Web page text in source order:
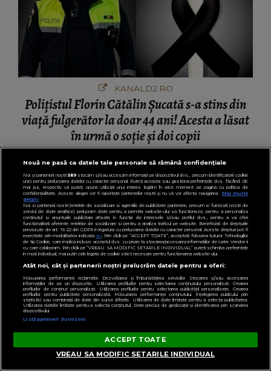
KANALD2.RO
Polițistul Florin Cătălin Șucată s-a stins din
viață fulgerător la doar 44 ani! Acesta a lăsat
în urmă o soție și doi copii
PENTRU TINE
Nouă ne pasă ca datele tale personale să rămână confidențiale
Noi și partenerii noștri589stocăm și/sau accesăm informații pe dispozitivul dvs., precum identificatorii cookie
unici pentru prelucrarea datelor cu caracter personal. Puteți accepta sau gestiona preferințele dvs. făcând clic
mai jos, respectiv vă puteți opune utilizării unui interes legitim în orice moment pe pagina cu politica de
confidențialitate. Aceste alegeri vor fi raportate partenerilor noștri și nu vă vor afecta navigarea.
Mai multe
detalii
Noi si partenerii nostri (retelele de socializare si agentiile de publicitate partenere, precum si furnizorii nostri de
servicii de date analitice) prelucram date pentru a permite website-ului sa functioneze, pentru a personaliza
continutul si anunturile publicitare afisate in functie de interesele si/sau profilul dvs., pentru a va oferi
functionalitati aferente retelelor de socializare si pentru a analiza traficul pe website. Beneficiati de drepturile
prevazute de art. 15-22 din GDPR in legatura cu prelucrarea datelor cu caracter personal. Aceste drepturi pot fi
exercitate prin modalitatea indicataaici. Prin click pe “ACCEPT TOATE”, acceptati folosirea tuturor Tehnologiilor
de tip Cookie, care implica inclusiv acceptul dvs. cu privire la stocarea/accesarea informatiilor de catre Vendor-ii
cu care colaboram. Prin click pe “VREAU SA MODIFIC SETARILE INDIVIDUAL” puteti schimba preferintele
in mod individual, mai putin cele legate de cookie strict necesare pentru functionarea website-ului.
Atât noi, cât și partenerii noștri prelucrăm datele pentru a oferi:
Măsurarea performanței reclamelor. Dezvoltarea și îmbunătățirea serviciilor. Stocarea și/sau accesarea
informațiilor de pe un dispozitiv. Utilizarea profilurilor pentru selectarea conținutului personalizat. Crearea
profilurilor de conținut personalizat. Utilizarea profilurilor pentru selectarea publicității personalizate. Crearea
profilurilor pentru publicitate personalizată. Măsurarea performanței conținutului. Înțelegerea publicului prin
statistici sau combinații de date din surse diferite. Utilizarea de date limitate pentru a selecta publicitatea.
Utilizarea datelor limitate pentru a selecta conținutul. Date precise de geolocație și identificarea prin scanarea
dispozitivului.
Listă parteneri (furnizori)
ACCEPT TOATE
VREAU SA MODIFIC SETARILE INDIVIDUAL